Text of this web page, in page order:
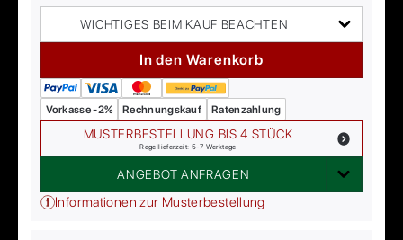
WICHTIGES BEIM KAUF BEACHTEN
In den Warenkorb
Vorkasse -2% Rechnungskauf Ratenzahlung
MUSTERBESTELLUNG BIS 4 STÜCK
Regellieferzeit: 5-7 Werktage
ANGEBOT ANFRAGEN
Informationen zur Musterbestellung